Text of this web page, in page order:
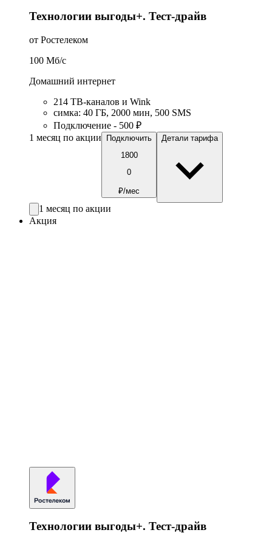
Технологии выгоды+. Тест-драйв
от Ростелеком
100 Мб/c
Домашний интернет
214 ТВ-каналов и Wink
симка: 40 ГБ, 2000 мин, 500 SMS
Подключение - 500 ₽
1 месяц по акции
Подключить
1800
0
₽/мес
Детали тарифа
1 месяц по акции
Акция
Технологии выгоды+. Тест-драйв